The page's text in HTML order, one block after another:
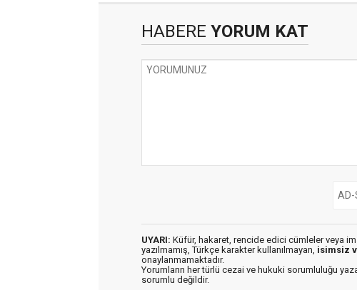
HABERE YORUM KAT
UYARI: Küfür, hakaret, rencide edici cümleler veya
yazılmamış, Türkçe karakter kullanılmayan, isimsiz
onaylanmamaktadır.
Yorumların her türlü cezai ve hukuki sorumluluğu
sorumlu değildir.